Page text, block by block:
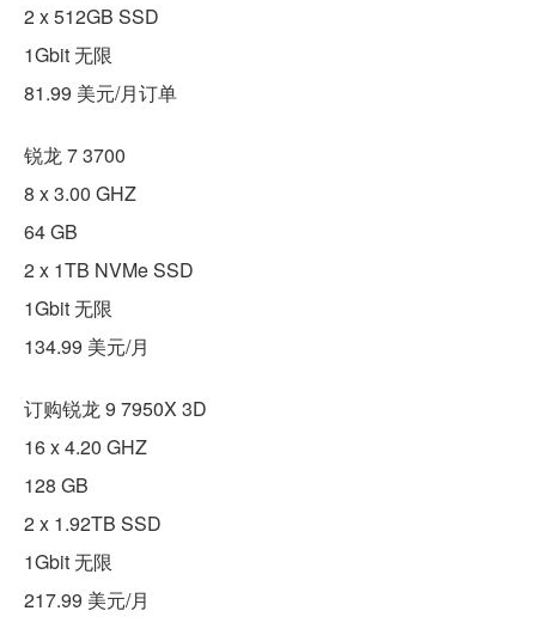
2 x 512GB SSD
1Gbit 无限
81.99 美元/月订单
锐龙 7 3700
8 x 3.00 GHZ
64 GB
2 x 1TB NVMe SSD
1Gbit 无限
134.99 美元/月
订购锐龙 9 7950X 3D
16 x 4.20 GHZ
128 GB
2 x 1.92TB SSD
1Gbit 无限
217.99 美元/月